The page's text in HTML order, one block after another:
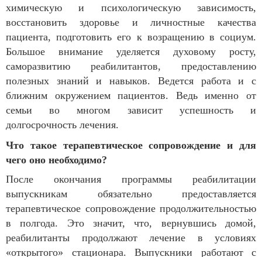
химическую и психологическую зависимость,
восстановить здоровье и личностные качества
пациента, подготовить его к возращению в социум.
Большое внимание уделяется духовому росту,
саморазвитию реабилитантов, предоставлению
полезных знаний и навыков. Ведется работа и с
ближним окружением пациентов. Ведь именно от
семьи во многом зависит успешность и
долгосрочность лечения.
Что такое терапевтическое сопровождение и для
чего оно необходимо?
После окончания программы реабилитации
выпускникам обязательно предоставляется
терапевтическое сопровождение продолжительностью
в полгода. Это значит, что, вернувшись домой,
реабилитанты продолжают лечение в условиях
«открытого» стационара. Выпускники работают с